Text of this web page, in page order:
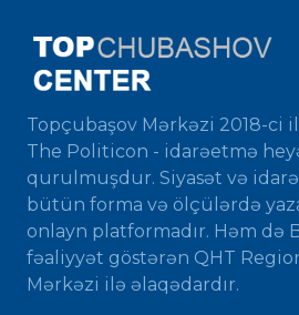
Topçubaşov Mərkəzi 2018-ci
The Politicon - idarəetmə
qurulmuşdur. Siyasət və
bütün forma və ölçülərdə
onlayn platformadır. Həm də
fəaliyyət göstərən QHT
Mərkəzi ilə əlaqədardır.